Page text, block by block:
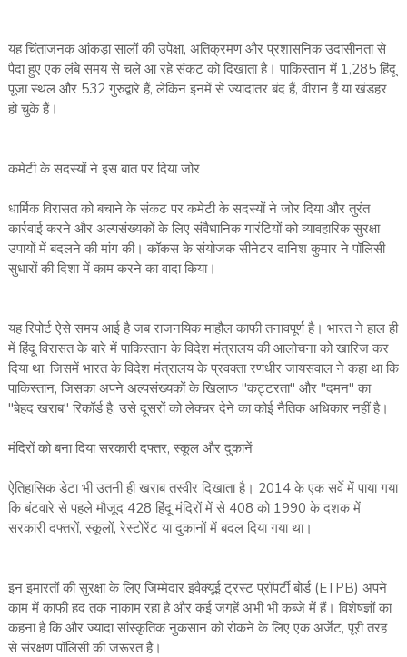
यह चिंताजनक आंकड़ा सालों की उपेक्षा, अतिक्रमण और प्रशासनिक उदासीनता से
पैदा हुए एक लंबे समय से चले आ रहे संकट को दिखाता है। पाकिस्तान में 1,285 हिंदू
पूजा स्थल और 532 गुरुद्वारे हैं, लेकिन इनमें से ज्यादातर बंद हैं, वीरान हैं या खंडहर
हो चुके हैं।
कमेटी के सदस्यों ने इस बात पर दिया जोर
धार्मिक विरासत को बचाने के संकट पर कमेटी के सदस्यों ने जोर दिया और तुरंत
कार्रवाई करने और अल्पसंख्यकों के लिए संवैधानिक गारंटियों को व्यावहारिक सुरक्षा
उपायों में बदलने की मांग की। कॉकस के संयोजक सीनेटर दानिश कुमार ने पॉलिसी
सुधारों की दिशा में काम करने का वादा किया।
यह रिपोर्ट ऐसे समय आई है जब राजनयिक माहौल काफी तनावपूर्ण है। भारत ने हाल ही
में हिंदू विरासत के बारे में पाकिस्तान के विदेश मंत्रालय की आलोचना को खारिज कर
दिया था, जिसमें भारत के विदेश मंत्रालय के प्रवक्ता रणधीर जायसवाल ने कहा था कि
पाकिस्तान, जिसका अपने अल्पसंख्यकों के खिलाफ "कट्टरता" और "दमन" का
"बेहद खराब" रिकॉर्ड है, उसे दूसरों को लेक्चर देने का कोई नैतिक अधिकार नहीं है।
मंदिरों को बना दिया सरकारी दफ्तर, स्कूल और दुकानें
ऐतिहासिक डेटा भी उतनी ही खराब तस्वीर दिखाता है। 2014 के एक सर्वे में पाया गया
कि बंटवारे से पहले मौजूद 428 हिंदू मंदिरों में से 408 को 1990 के दशक में
सरकारी दफ्तरों, स्कूलों, रेस्टोरेंट या दुकानों में बदल दिया गया था।
इन इमारतों की सुरक्षा के लिए जिम्मेदार इवैक्यूई ट्रस्ट प्रॉपर्टी बोर्ड (ETPB) अपने
काम में काफी हद तक नाकाम रहा है और कई जगहें अभी भी कब्जे में हैं। विशेषज्ञों का
कहना है कि और ज्यादा सांस्कृतिक नुकसान को रोकने के लिए एक अर्जेंट, पूरी तरह
से संरक्षण पॉलिसी की जरूरत है।